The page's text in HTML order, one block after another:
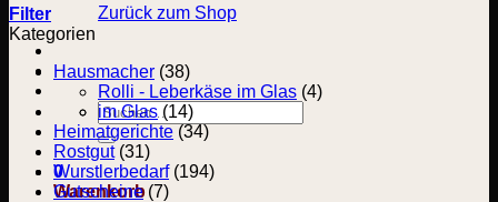
Zurück zum Shop
Suchen
nach:
0
Warenkorb
Filter
Kategorien
Hausmacher (38)
Rolli - Leberkäse im Glas (4)
im Glas (14)
Heimatgerichte (34)
Rostgut (31)
Wurstlerbedarf (194)
Gutscheine (7)